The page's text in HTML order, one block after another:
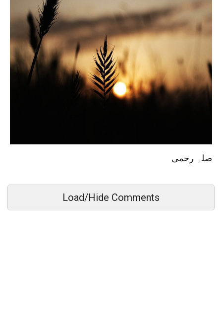
صلہ رحمی
Load/Hide Comments